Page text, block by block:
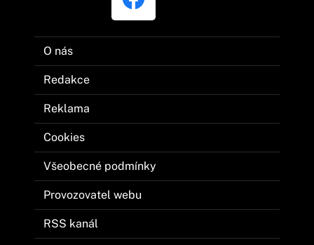
O nás
Redakce
Reklama
Cookies
Všeobecné podmínky
Provozovatel webu
RSS kanál